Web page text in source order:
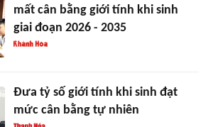
mất cân bằng giới tính khi sinh
giai đoạn 2026 - 2035
Đưa tỷ số giới tính khi sinh đạt
mức cân bằng tự nhiên